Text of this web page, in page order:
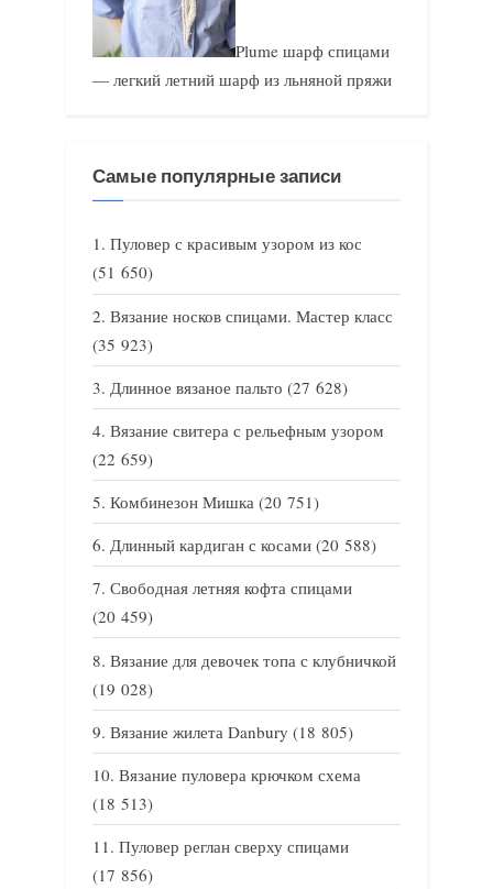
Plume шарф спицами
— легкий летний шарф из льняной пряжи
Самые популярные записи
Пуловер с красивым узором из кос
(51 650)
Вязание носков спицами. Мастер класс
(35 923)
Длинное вязаное пальто (27 628)
Вязание свитера с рельефным узором
(22 659)
Комбинезон Мишка (20 751)
Длинный кардиган с косами (20 588)
Свободная летняя кофта спицами
(20 459)
Вязание для девочек топа с клубничкой
(19 028)
Вязание жилета Danbury (18 805)
Вязание пуловера крючком схема
(18 513)
Пуловер реглан сверху спицами
(17 856)